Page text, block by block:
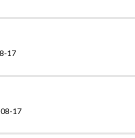
17
17